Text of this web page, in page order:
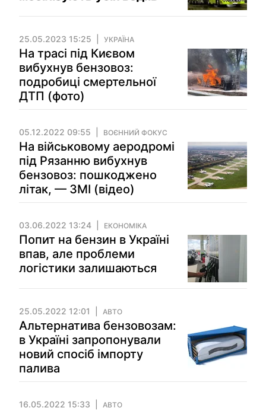
25.05.2023 15:25 УКРАЇНА
На трасі під Києвом
вибухнув бензовоз:
подробиці смертельної
ДТП (фото)
05.12.2022 09:55 ВОЄННИЙ ФОКУС
На військовому аеродромі
під Рязанню вибухнув
бензовоз: пошкоджено
літак, — ЗМІ (відео)
03.06.2022 13:24 ЕКОНОМІКА
Попит на бензин в Україні
впав, але проблеми
логістики залишаються
25.05.2022 12:01 АВТО
Альтернатива бензовозам:
в Україні запропонували
новий спосіб імпорту
палива
16.05.2022 15:33 АВТО